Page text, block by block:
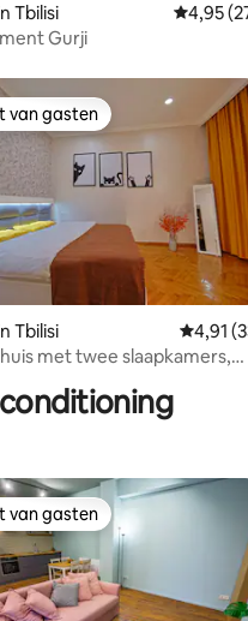
Tbilisi
4,95
Gurji
van 4,95 uit 5, 223
van gasten
van gasten
Tbilisi
4,91
met twee slaapkamers,
van gasten
van gasten